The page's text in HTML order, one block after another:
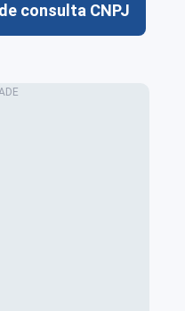
consulta CNPJ